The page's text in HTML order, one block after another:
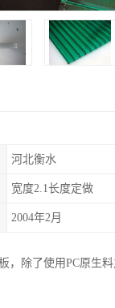
河北衡水
宽度2.1长度定做
2004年2月
，除了使用PC原生